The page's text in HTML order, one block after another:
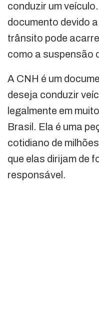
conduzir um
documento devido
trânsito pode
como a suspensão
A CNH é um
deseja conduzir
legalmente em
Brasil. Ela é uma
cotidiano de
que elas dirijam de
responsável.